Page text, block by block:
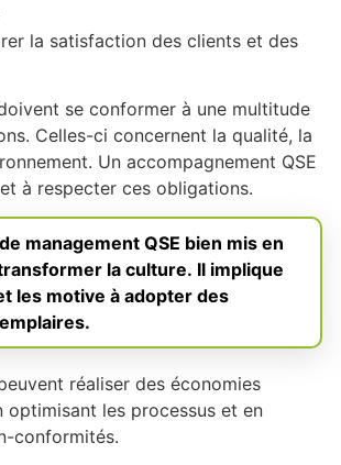
la satisfaction des clients et des
se conformer à une multitude
Celles-ci concernent la qualité, la
Un accompagnement QSE
à respecter ces obligations.
management QSE bien mis en
la culture. Il implique
les motive à adopter des
réaliser des économies
optimisant les processus et en
conformités.